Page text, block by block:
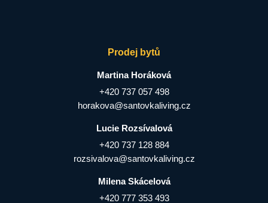
Prodej bytů
Martina Horáková
+420 737 057 498
horakova@santovkaliving.cz
Lucie Rozsívalová
+420 737 128 884
rozsivalova@santovkaliving.cz
Milena Skácelová
+420 777 353 493